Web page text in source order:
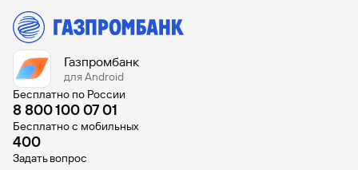
Газпромбанк
для Android
Бесплатно по России
8 800 100 07 01
Бесплатно с мобильных
400
Задать вопрос